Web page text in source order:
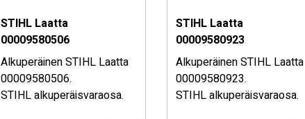
STIHL Laatta
00009580506
Alkuperäinen STIHL Laatta
00009580506.
STIHL alkuperäisvaraosa.
STIHL Laatta
00009580923
Alkuperäinen STIHL Laatta
00009580923.
STIHL alkuperäisvaraosa.